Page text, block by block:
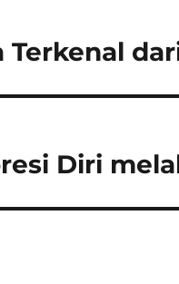
Terkenal
Diri